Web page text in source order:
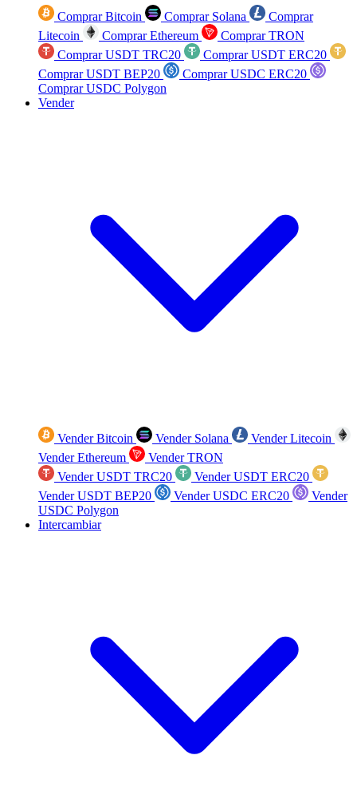
Comprar Bitcoin Comprar Solana
Comprar
Litecoin
Comprar Ethereum
Comprar TRON
Comprar USDT TRC20
Comprar USDT ERC20
Comprar USDT BEP20
Comprar USDC ERC20
Comprar USDC Polygon
Vender
Vender Bitcoin Vender Solana
Vender Litecoin
Vender Ethereum
Vender TRON
Vender USDT TRC20
Vender USDT ERC20
Vender USDT BEP20
Vender USDC ERC20
Vender
USDC Polygon
Intercambiar